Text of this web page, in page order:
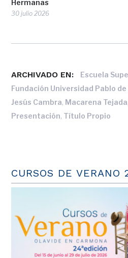
Hermanas
30 julio 2026
ARCHIVADO EN: Escuela
Fundación Universidad Pablo de
Jesús Cambra, Macarena Tejada
Presentación, Título Propio
CURSOS DE VERANO